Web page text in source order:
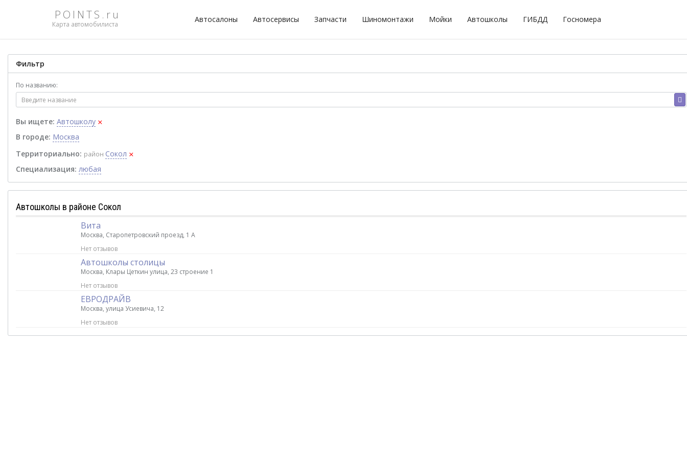
POINTS.ru
Карта автомобилиста
Автосалоны Автосервисы Запчасти Шиномонтажи Мойки Автошколы ГИБДД Госномера
Фильтр
По названию:
Вы ищете: Автошколу ×
В городе: Москва
Территориально: район Сокол ×
Специализация: любая
Автошколы в районе Сокол
Вита
Москва, Старопетровский проезд, 1 А
Нет отзывов
Автошколы столицы
Москва, Клары Цеткин улица, 23 строение 1
Нет отзывов
ЕВРОДРАЙВ
Москва, улица Усиевича, 12
Нет отзывов